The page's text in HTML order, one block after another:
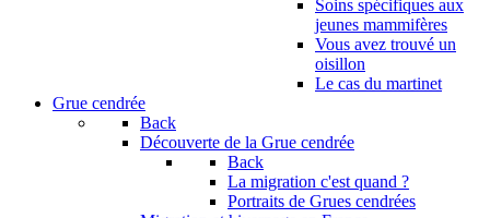
Soins spécifiques aux
jeunes mammifères
Vous avez trouvé un
oisillon
Le cas du martinet
Grue cendrée
Back
Découverte de la Grue cendrée
Back
La migration c'est quand ?
Portraits de Grues cendrées